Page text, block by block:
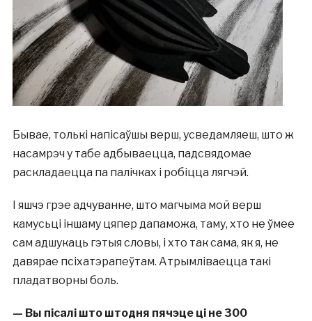
Бывае, толькі напісаўшы верш, усведамляеш, што ж
насамрэч у табе адбываецца, падсвядомае
раскладаецца па палічках і робіцца лягчэй.
І яшчэ грэе адчуванне, што магчыма мой верш
камусьці іншаму цяпер дапаможа, таму, хто не ўмее
сам адшукаць гэтыя словы, і хто так сама, як я, не
давярае псіхатэрапеўтам. Атрымліваецца такі
пладатворны боль.
— Вы пісалі што штодня пячэце ці не 300